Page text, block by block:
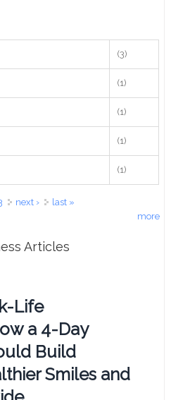
(3)
(1)
(1)
(1)
(1)
next ›
last »
more
Articles
Life
a 4-Day
Build
Smiles and